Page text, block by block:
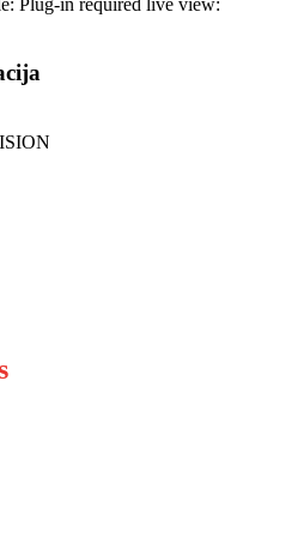
Plug-in required live view: